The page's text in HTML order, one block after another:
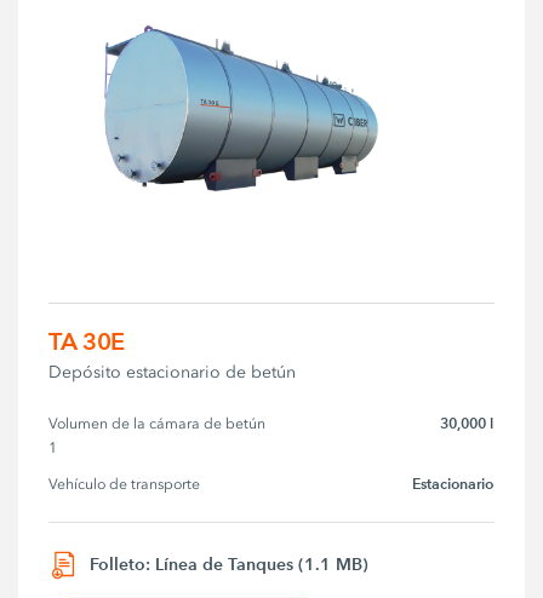
TA 30E
Depósito estacionario de betún
Volumen de la cámara de betún
1
30,000 l
Vehículo de transporte Estacionario
Folleto: Línea de Tanques (1.1 MB)